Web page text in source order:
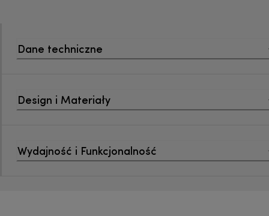
Dane techniczne
Design i Materiały
Wydajność i Funkcjonalność